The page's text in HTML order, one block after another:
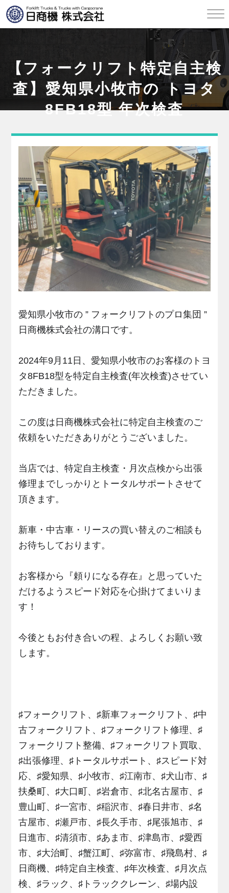
【フォークリフト特定自主検
査】愛知県小牧市の トヨタ
8FB18型 年次検査
愛知県小牧市の ” フォークリフトのプロ集団 ”
日商機株式会社の溝口です。
2024年9月11日、愛知県小牧市のお客様のトヨ
タ8FB18型を特定自主検査(年次検査)させてい
ただきました。
この度は日商機株式会社に特定自主検査のご
依頼をいただきありがとうございました。
当店では、特定自主検査・月次点検から出張
修理までしっかりとトータルサポートさせて
頂きます。
新車・中古車・リースの買い替えのご相談も
お待ちしております。
お客様から『頼りになる存在』と思っていた
だけるようスピード対応を心掛けてまいりま
す！
今後ともお付き合いの程、よろしくお願い致
します。
♯フォークリフト、♯新車フォークリフト、♯中
古フォークリフト、♯フォークリフト修理、♯
フォークリフト整備、♯フォークリフト買取、
♯出張修理、♯トータルサポート、♯スピード対
応、♯愛知県、♯小牧市、♯江南市、♯犬山市、♯
扶桑町、♯大口町、♯岩倉市、♯北名古屋市、♯
豊山町、♯一宮市、♯稲沢市、♯春日井市、♯名
古屋市、♯瀬戸市、♯長久手市、♯尾張旭市、♯
日進市、♯清須市、♯あま市、♯津島市、♯愛西
市、♯大治町、♯蟹江町、♯弥富市、♯飛島村、♯
日商機、♯特定自主検査、♯年次検査、♯月次点
検、♯ラック、♯トラッククレーン、♯場内設